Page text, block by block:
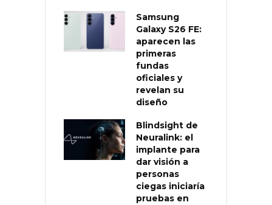
Samsung
Galaxy S26 FE:
aparecen las
primeras
fundas
oficiales y
revelan su
diseño
Blindsight de
Neuralink: el
implante para
dar visión a
personas
ciegas iniciaría
pruebas en